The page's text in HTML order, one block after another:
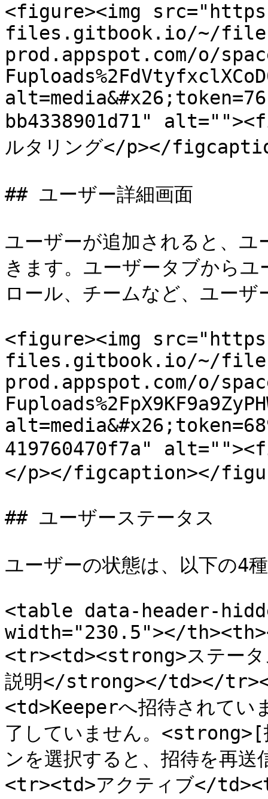
<figure><img
files.gitbook.io/~/
prod.appspot.com/o/
bb4338901d71"
ルタリング</p></
## ユーザー詳細画面
ユーザーが追加されると、
きます。ユーザータブから
ロール、チームなど、ユー
<figure><img
files.gitbook.io/~/
prod.appspot.com/o/
419760470f7a"
</p></figcaption></
## ユーザーステータス
ユーザーの状態は、以下の4
<table data-header-
width="230.5"></
<tr><td><strong>ステー
説明</strong></td></
<td>Keeperへ招待されてい
了していません。
ンを選択すると、招待を再
<tr><td>アクティブ</